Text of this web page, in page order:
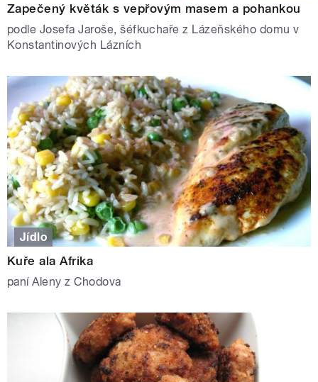
Zapečený květák s vepřovým masem a pohankou
podle Josefa Jaroše, šéfkuchaře z Lázeňského domu v
Konstantinových Lázních
Jídlo
Kuře ala Afrika
paní Aleny z Chodova